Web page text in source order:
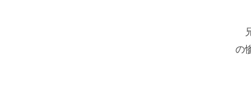
の